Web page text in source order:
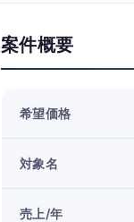
案件概要
希望価格
対象名
売上/年